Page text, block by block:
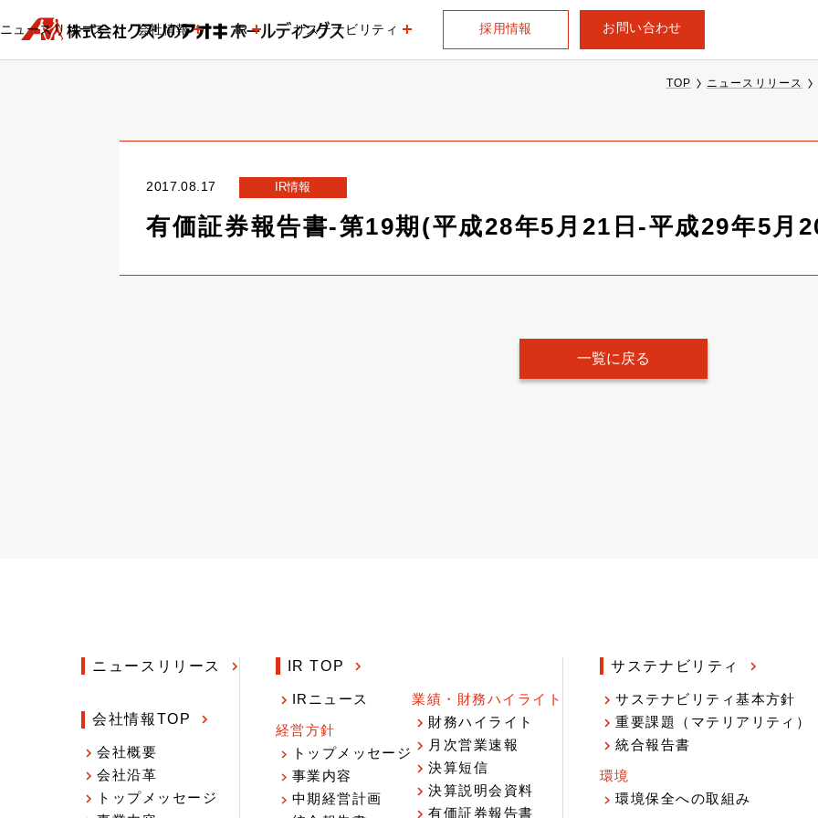
ニュースリリース 会社情報 IR サステナビリティ 採用情報 お問い合わせ
TOP ニュースリリース
2017.08.17 IR情報
有価証券報告書-第19期(平成28年5月21日-平成29年5月
一覧に戻る
ニュースリリース
会社情報TOP
会社概要
会社沿革
トップメッセージ
IR TOP
IRニュース
経営方針
トップメッセージ
事業内容
中期経営計画
業績・財務ハイライト
財務ハイライト
月次営業速報
決算短信
決算説明会資料
有価証券報告書
サステナビリティ
サステナビリティ基本方針
重要課題（マテリアリティ）
統合報告書
環境
環境保全への取組み